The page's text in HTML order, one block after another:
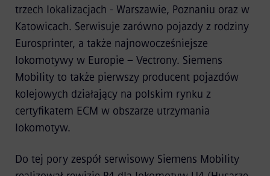
trzech lokalizacjach - Warszawie, Poznaniu oraz w
Katowicach. Serwisuje zarówno pojazdy z rodziny
Eurosprinter, a także najnowocześniejsze
lokomotywy w Europie – Vectrony. Siemens
Mobility to także pierwszy producent pojazdów
kolejowych działający na polskim rynku z
certyfikatem ECM w obszarze utrzymania
lokomotyw.
Do tej pory zespół serwisowy Siemens Mobility